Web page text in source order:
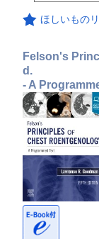
ほしいもの
Felson's
d.
- A